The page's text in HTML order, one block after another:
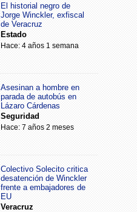
El historial negro de
Jorge Winckler, exfiscal
de Veracruz
Estado
Hace: 4 años 1 semana
Asesinan a hombre en
parada de autobús en
Lázaro Cárdenas
Seguridad
Hace: 7 años 2 meses
Colectivo Solecito critica
desatención de Winckler
frente a embajadores de
EU
Veracruz